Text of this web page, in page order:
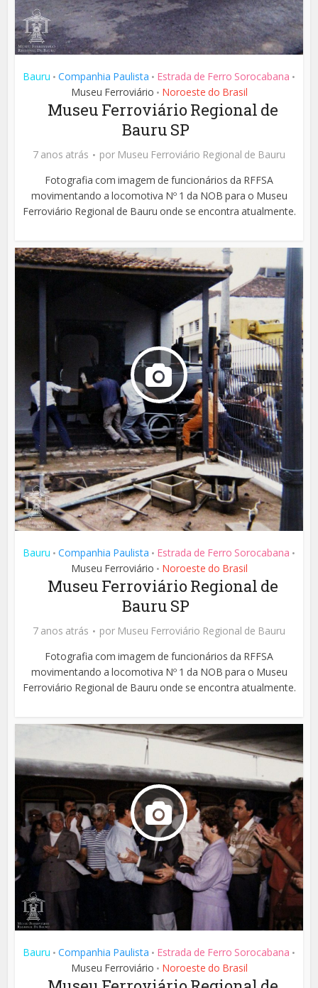
Bauru • Companhia Paulista • Estrada de Ferro Sorocabana •
Museu Ferroviário • Noroeste do Brasil
Museu Ferroviário Regional de
Bauru SP
7 anos atrás por Museu Ferroviário Regional de Bauru
Fotografia com imagem de funcionários da RFFSA
movimentando a locomotiva Nº 1 da NOB para o Museu
Ferroviário Regional de Bauru onde se encontra atualmente.
Bauru • Companhia Paulista • Estrada de Ferro Sorocabana •
Museu Ferroviário • Noroeste do Brasil
Museu Ferroviário Regional de
Bauru SP
7 anos atrás por Museu Ferroviário Regional de Bauru
Fotografia com imagem de funcionários da RFFSA
movimentando a locomotiva Nº 1 da NOB para o Museu
Ferroviário Regional de Bauru onde se encontra atualmente.
Bauru • Companhia Paulista • Estrada de Ferro Sorocabana •
Museu Ferroviário • Noroeste do Brasil